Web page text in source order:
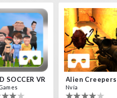
SOCCER VR
Nvía